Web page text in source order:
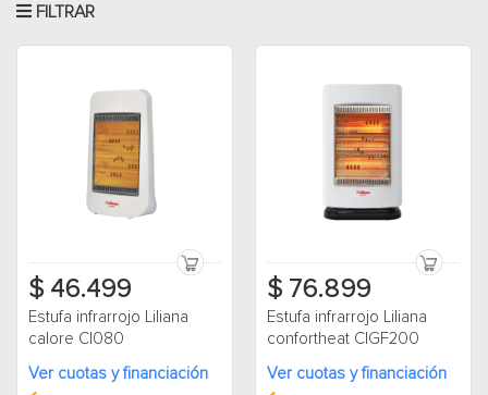
FILTRAR
$ 46.499
Estufa infrarrojo Liliana
calore CI080
Ver cuotas y financiación
$ 76.899
Estufa infrarrojo Liliana
confortheat CIGF200
Ver cuotas y financiación